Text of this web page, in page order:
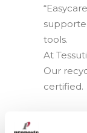
tools.
At
Our
certified.